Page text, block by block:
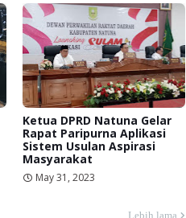
Ketua DPRD Natuna Gelar
Rapat Paripurna Aplikasi
Sistem Usulan Aspirasi
Masyarakat
May 31, 2023
Lebih lama